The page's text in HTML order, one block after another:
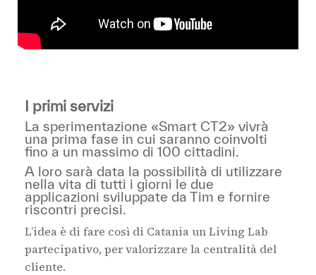
I primi servizi
La sperimentazione «Smart CT2» vivrà
una prima fase in cui saranno coinvolti
fino a un massimo di 100 cittadini.
A loro sarà data la possibilità di utilizzare
nella vita di tutti i giorni le due
applicazioni sviluppate da Tim e fornire
riscontri precisi.
L’idea è di fare così di Catania un Living Lab
partecipativo, per valorizzare la centralità del
cliente.